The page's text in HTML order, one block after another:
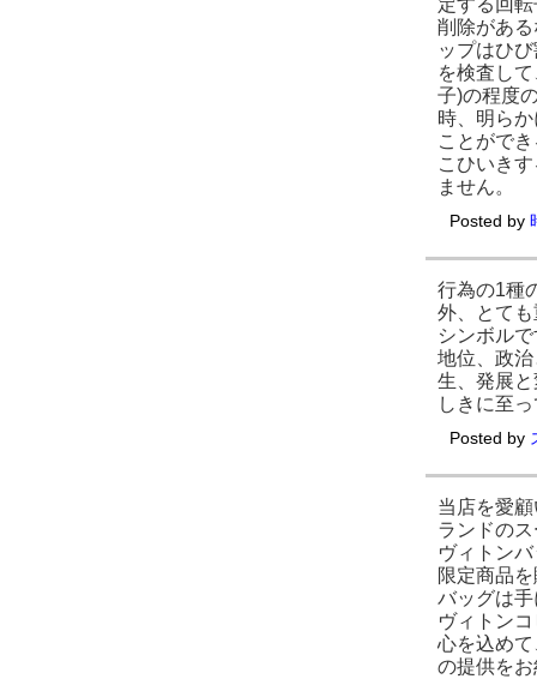
削除があ
ップはひ
を検査し
子)の程度
時、明ら
ことがで
こひいき
ません。
Posted by
行為の1種
外、とて
シンボル
地位、政
生、発展
しきに至
Posted by
当店を愛
ランドの
ヴィトン
限定商品
バッグは
ヴィトン
心を込め
の提供を